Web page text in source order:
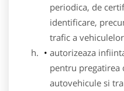
periodica, de
identificare,
trafic a
autorizeaza
pentru pregatirea
autovehicule si